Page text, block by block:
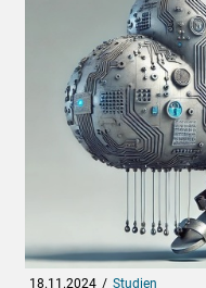
18.11.2024 Studien